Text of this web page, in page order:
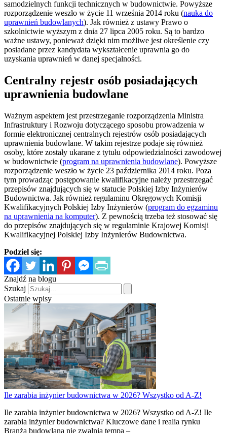
samodzielnych funkcji technicznych w budownictwie. Powyższe
rozporządzenie weszło w życie 11 września 2014 roku (nauka do
uprawnień budowlanych). Jak również z ustawy Prawo o
szkolnictwie wyższym z dnia 27 lipca 2005 roku. Są to bardzo
ważne ustawy, ponieważ dzięki nim możliwe jest określenie czy
posiadane przez kandydata wykształcenie uprawnia go do
uzyskania uprawnień w danej specjalności.
Centralny rejestr osób posiadających
uprawnienia budowlane
Ważnym aspektem jest przestrzeganie rozporządzenia Ministra
Infrastruktury i Rozwoju dotyczącego sposobu prowadzenia w
formie elektronicznej centralnych rejestrów osób posiadających
uprawnienia budowlane. W takim rejestrze podaje się również
osoby, które zostały ukarane z tytułu odpowiedzialności zawodowej
w budownictwie (program na uprawnienia budowlane). Powyższe
rozporządzenie weszło w życie 23 października 2014 roku. Poza
tym prowadząc postępowanie kwalifikacyjne należy przestrzegać
przepisów znajdujących się w statucie Polskiej Izby Inżynierów
Budownictwa. Jak również regulaminu Okręgowych Komisji
Kwalifikacyjnych Polskiej Izby Inżynierów (program do egzaminu
na uprawnienia na komputer). Z pewnością trzeba też stosować się
do przepisów znajdujących się w regulaminie Krajowej Komisji
Kwalifikacyjnej Polskiej Izby Inżynierów Budownictwa.
Podziel się:
Znajdź na blogu
Szukaj
Ostatnie wpisy
Ile zarabia inżynier budownictwa w 2026? Wszystko od A-Z!
Ile zarabia inżynier budownictwa w 2026? Wszystko od A-Z! Ile
zarabia inżynier budownictwa? Kluczowe dane i realia rynku
Branża budowlana nie zwalnia tempa –